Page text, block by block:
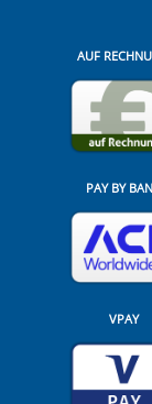
AUF
PAY BY
VPAY